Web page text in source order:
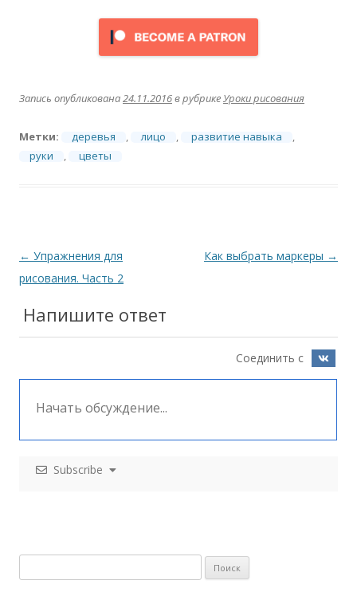
Запись опубликована24.11.2016в рубрикеУроки рисования
Метки: деревья , лицо , развитие навыка
,
руки
, цветы
Навигация
по
← Упражнения для
рисования. Часть 2
Как выбрать маркеры →
Напишите ответ
Соединить с
Subscribe
а